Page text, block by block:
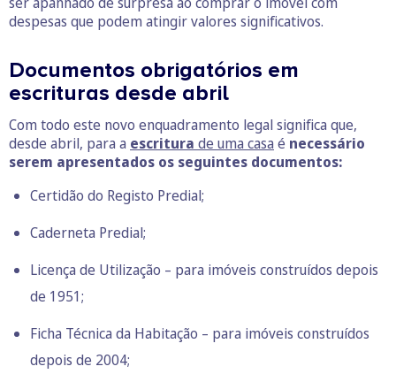
despesas que podem atingir valores significativos.
Documentos obrigatórios em
escrituras desde abril
Com todo este novo enquadramento legal significa que,
desde abril, para a escritura de uma casa é necessário
serem apresentados os seguintes documentos:
Certidão do Registo Predial;
Caderneta Predial;
Licença de Utilização – para imóveis construídos depois
de 1951;
Ficha Técnica da Habitação – para imóveis construídos
depois de 2004;